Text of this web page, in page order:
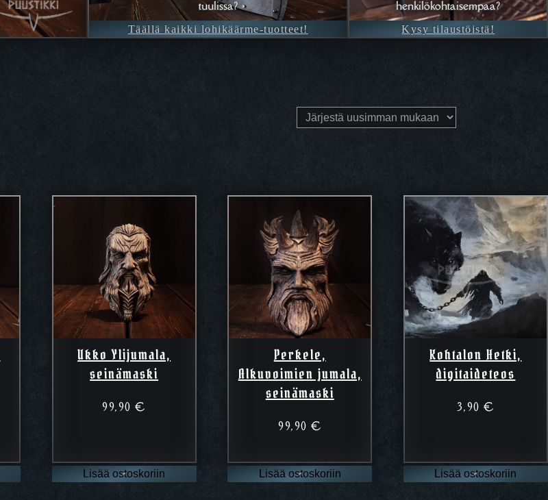
tuulissa?
Täällä kaikki lohikäärme-tuotteet!
henkilökohtaisempaa?
Kysy tilaustöistä!
Ukko Ylijumala,
seinämaski
99,90€
Lisää ostoskoriin
Perkele,
Alkuvoimien jumala,
seinämaski
99,90 €
Lisää ostoskoriin
Kohtalon Hetki,
digitaideteos
3,90€
Lisää ostoskoriin